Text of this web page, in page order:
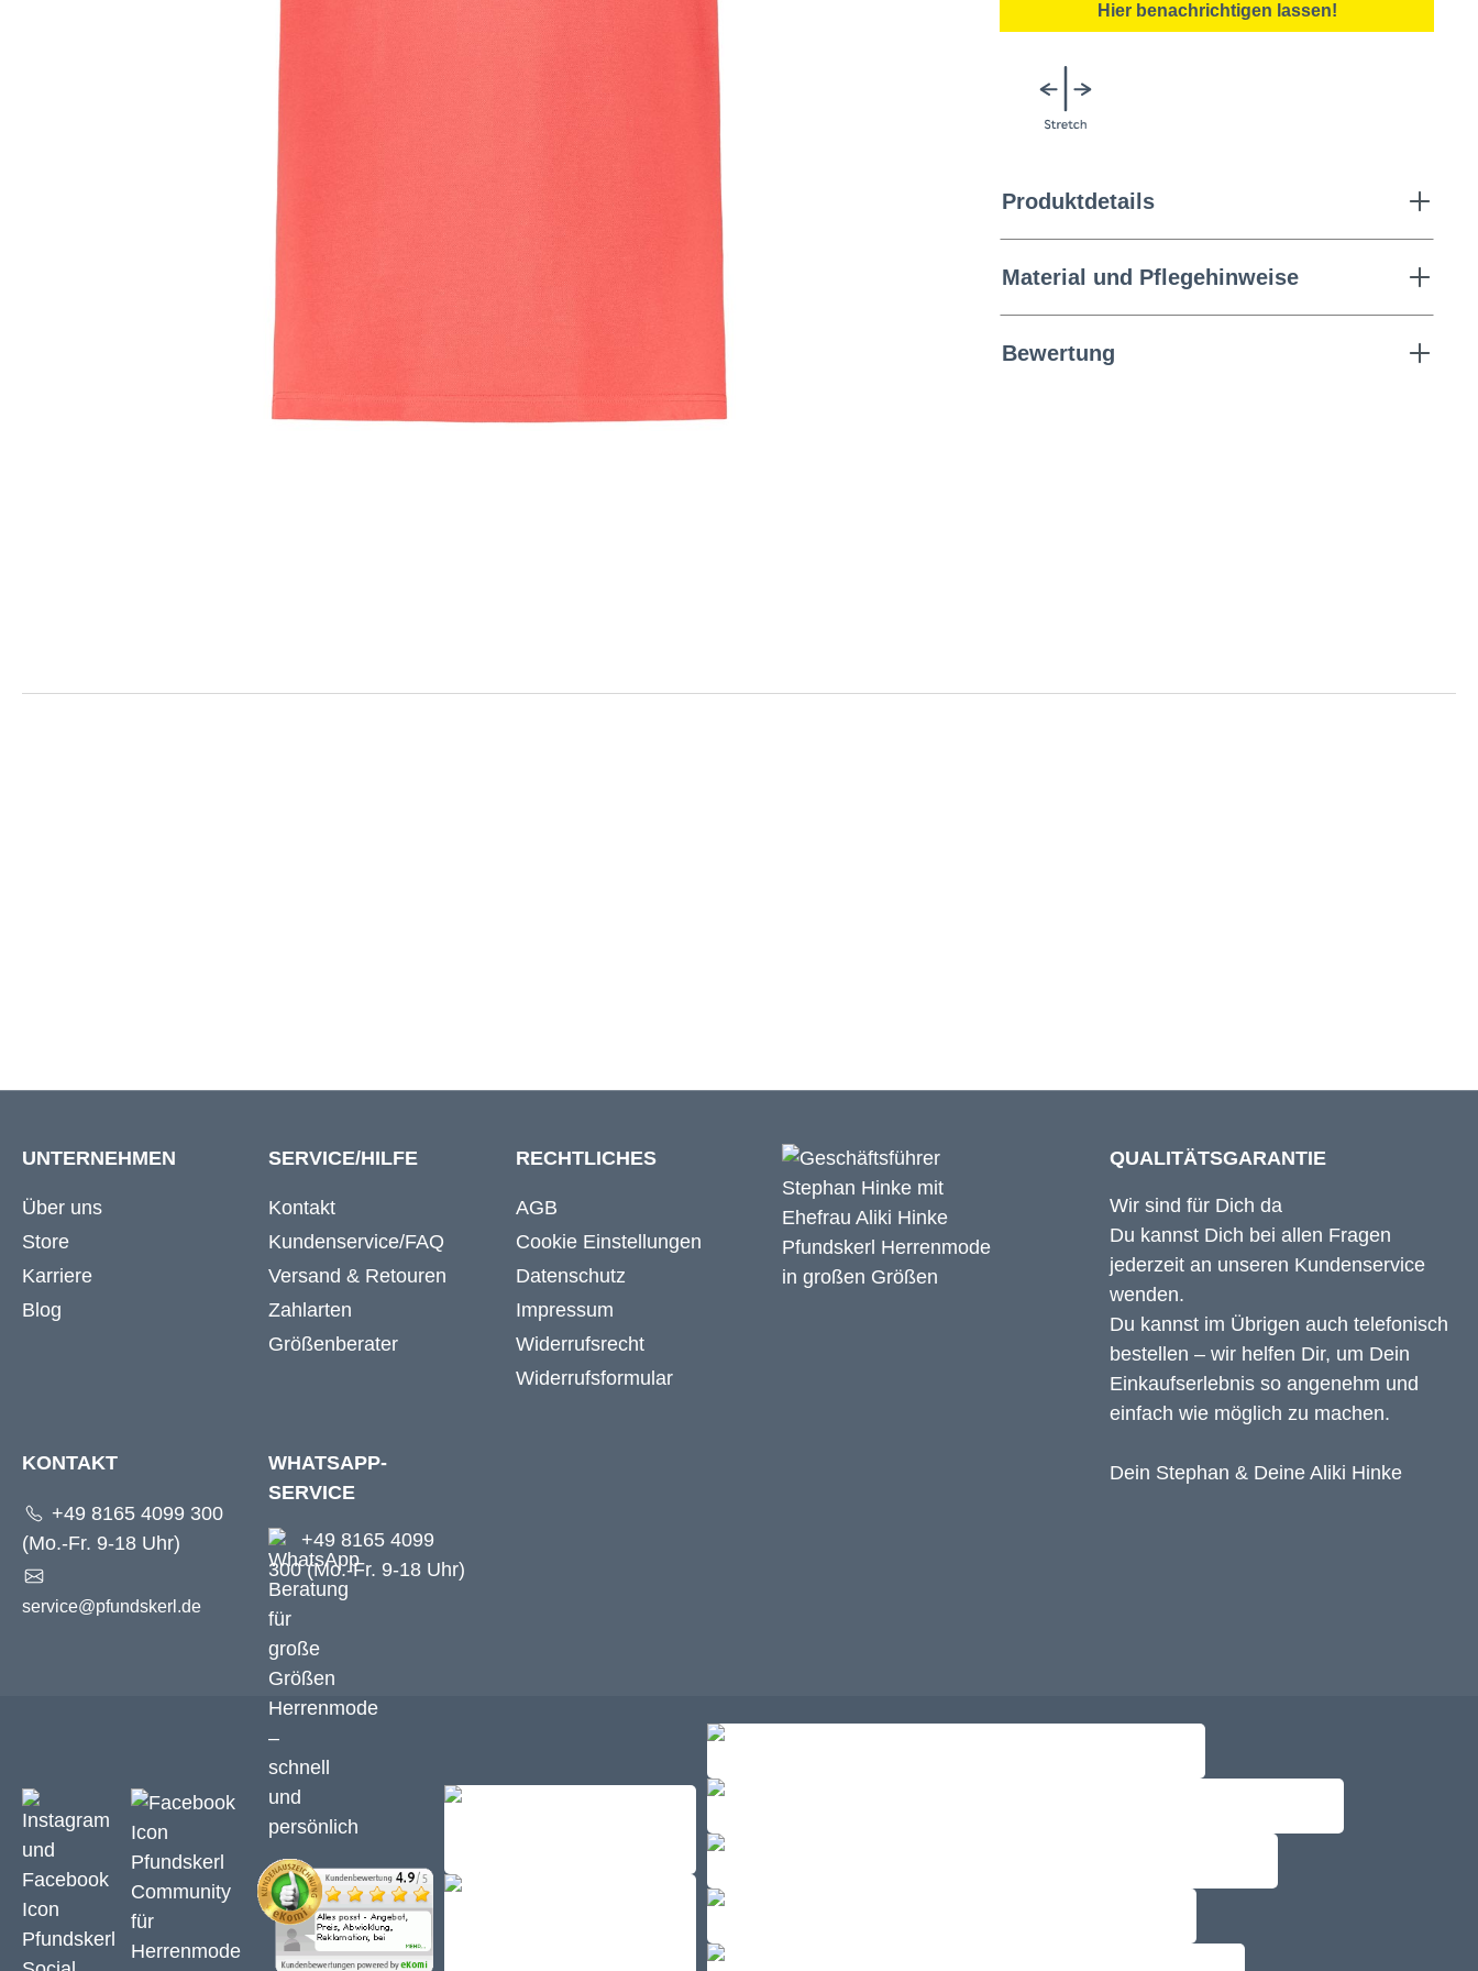
Hier benachrichtigen lassen!
Produktdetails
Material und Pflegehinweise
Bewertung
UNTERNEHMEN
Über uns
Store
Karriere
Blog
SERVICE/HILFE
Kontakt
Kundenservice/FAQ
Versand & Retouren
Zahlarten
Größenberater
RECHTLICHES
AGB
Cookie Einstellungen
Datenschutz
Impressum
Widerrufsrecht
Widerrufsformular
KONTAKT
+49 8165 4099 300
(Mo.-Fr. 9-18 Uhr)
service@pfundskerl.de
WHATSAPP-
SERVICE
+49 8165 4099
300 (Mo.-Fr. 9-18 Uhr)
QUALITÄTSGARANTIE
Wir sind für Dich da
Du kannst Dich bei allen Fragen
jederzeit an unseren Kundenservice
wenden.
Du kannst im Übrigen auch telefonisch
bestellen – wir helfen Dir, um Dein
Einkaufserlebnis so angenehm und
einfach wie möglich zu machen.
Dein Stephan & Deine Aliki Hinke